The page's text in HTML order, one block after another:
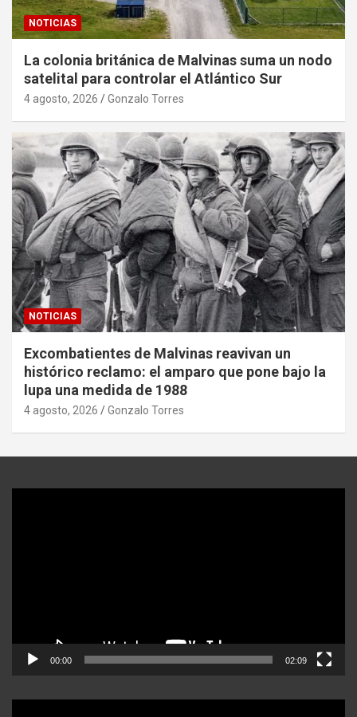
NOTICIAS
La colonia británica de Malvinas suma un nodo
satelital para controlar el Atlántico Sur
4 agosto, 2026 Gonzalo Torres
NOTICIAS
Excombatientes de Malvinas reavivan un
histórico reclamo: el amparo que pone bajo la
lupa una medida de 1988
4 agosto, 2026 Gonzalo Torres
00:00 02:09